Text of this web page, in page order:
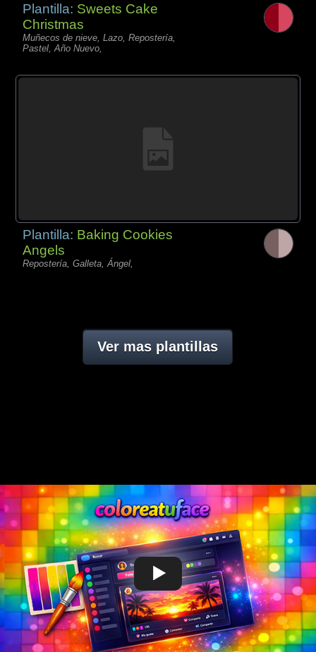
Plantilla: Sweets Cake
Christmas
Muñecos de nieve, Lazo, Repostería,
Pastel, Año Nuevo,
Plantilla: Baking Cookies
Angels
Repostería, Galleta, Ángel,
Ver mas plantillas